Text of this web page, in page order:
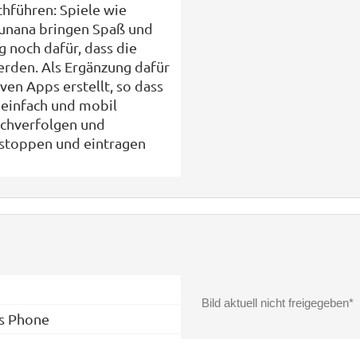
Spiele wie
bringen Spaß und
noch dafür, dass die
Als Ergänzung dafür
Apps erstellt, so dass
und mobil
und
und eintragen
Phone
Bild aktuell nicht freigegeben*